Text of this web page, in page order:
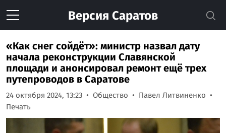
Версия Саратов
«Как снег сойдёт»: министр назвал дату
начала реконструкции Славянской
площади и анонсировал ремонт ещё трех
путепроводов в Саратове
24 октября 2024, 13:23 Общество
Павел Литвиненко
Печать